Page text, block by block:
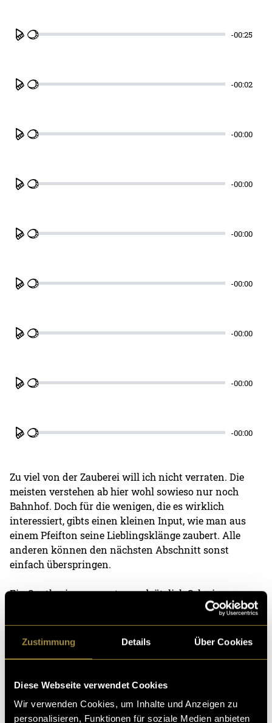
Zustimmung Details Über Cookies
Diese Webseite verwendet Cookies
Wir verwenden Cookies, um Inhalte und Anzeigen zu
personalisieren, Funktionen für soziale Medien anbieten
Play
-00:25
Play
-00:02
Play
-00:00
Play
-00:00
Play
-00:00
Play
-00:00
Play
-00:00
Play
-00:00
Play
-00:00
Zu viel von der Zauberei will ich nicht verraten. Die
meisten verstehen ab hier wohl sowieso nur noch
Bahnhof. Doch für die wenigen, die es wirklich
interessiert, gibts einen kleinen Input, wie man aus
einem Pfeifton seine Lieblingsklänge zaubert. Alle
anderen können den nächsten Abschnitt sonst
einfach überspringen.
Ein Synthesizer erzeugt grundsätzlich Schwingungen.
Das ist schlussendlich nichts anderes als ein Pfeifton
zum Beispiel. Mit einem Sampler, wie er in der DAW
Ableton Live anzufinden ist, lässt sich solch ein Ton in
der Tonhöhe verändern, also transponieren. Mit
Grundschwingung erzeugen. Das funktioniert so
verzerrt das Eingangssignal. Mit Kompressoren,